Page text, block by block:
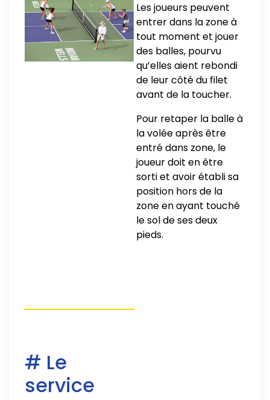
Les joueurs peuvent
entrer dans la zone à
tout moment et jouer
des balles, pourvu
qu’elles aient rebondi
de leur côté du filet
avant de la toucher.
Pour retaper la balle à
la volée après être
entré dans zone, le
joueur doit en être
sorti et avoir établi sa
position hors de la
zone en ayant touché
le sol de ses deux
pieds.
# Le
service